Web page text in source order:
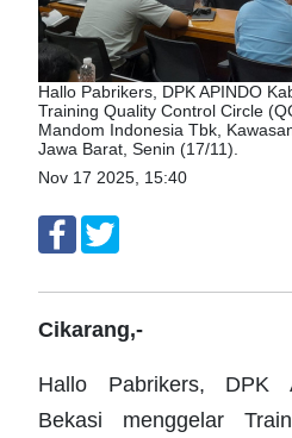
Hallo Pabrikers, DPK APINDO
Training Quality Control Circle
Mandom Indonesia Tbk,
Jawa Barat, Senin (17/11).
Nov 17 2025, 15:40
Cikarang,-
Hallo Pabrikers, DPK
Bekasi menggelar